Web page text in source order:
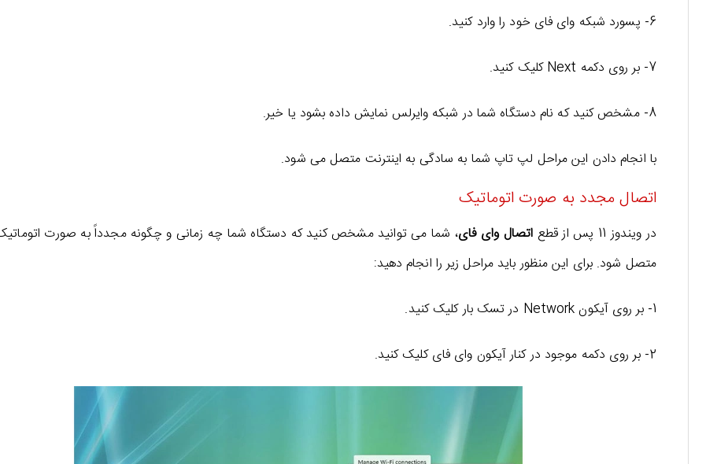
6- پسورد شبکه وای فای خود را وارد کنید.
7- بر روی دکمه Next کلیک کنید.
8- مشخص کنید که نام دستگاه شما در شبکه وایرلس نمایش داده بشود یا خیر.
با انجام دادن این مراحل لپ تاپ شما به سادگی به اینترنت متصل می شود.
اتصال مجدد به صورت اتوماتیک
در ویندوز 11 پس از قطع اتصال وای فای، شما می توانید مشخص کنید که دستگاه شما چه زمانی و چگونه مجدداً به صورت
متصل شود. برای این منظور باید مراحل زیر را انجام دهید:
1- بر روی آیکون Network در تسک بار کلیک کنید.
2- بر روی دکمه موجود در کنار آیکون وای فای کلیک کنید.